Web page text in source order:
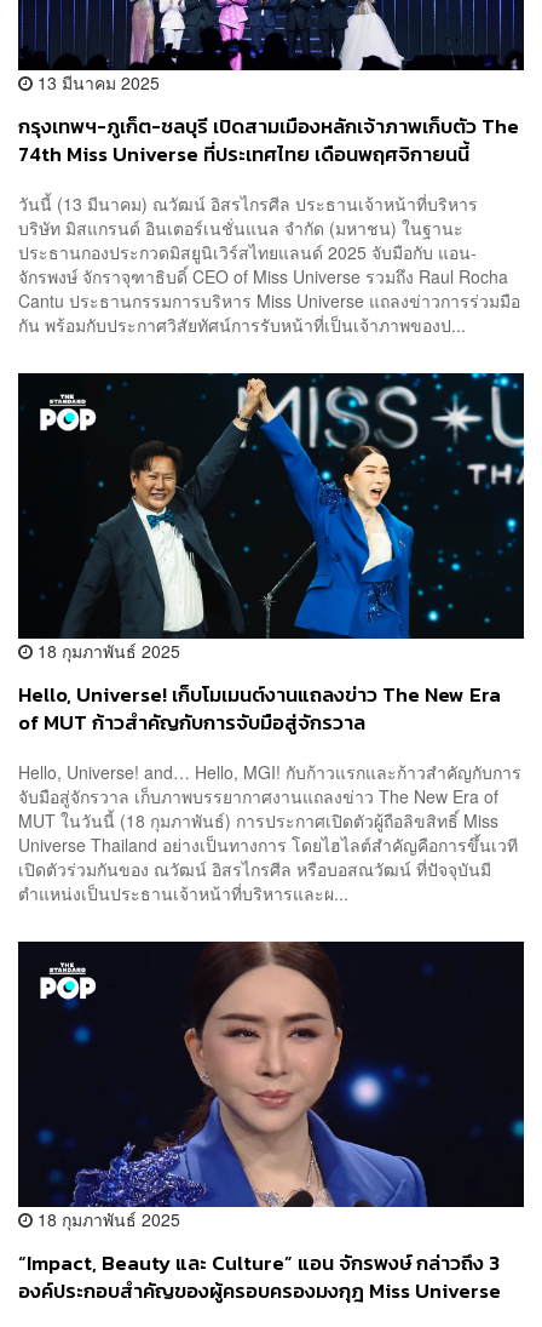
13 มีนาคม 2025
กรุงเทพฯ-ภูเก็ต-ชลบุรี เปิดสามเมืองหลักเจ้าภาพเก็บตัว The
74th Miss Universe ที่ประเทศไทย เดือนพฤศจิกายนนี้
วันนี้ (13 มีนาคม) ณวัฒน์ อิสรไกรศีล ประธานเจ้าหน้าที่บริหาร
บริษัท มิสแกรนด์ อินเตอร์เนชั่นแนล จำกัด (มหาชน) ในฐานะ
ประธานกองประกวดมิสยูนิเวิร์สไทยแลนด์ 2025 จับมือกับ แอน-
จักรพงษ์ จักราจุฑาธิบดิ์ CEO of Miss Universe รวมถึง Raul Rocha
Cantu ประธานกรรมการบริหาร Miss Universe แถลงข่าวการร่วมมือ
กัน พร้อมกับประกาศวิสัยทัศน์การรับหน้าที่เป็นเจ้าภาพของป...
18 กุมภาพันธ์ 2025
Hello, Universe! เก็บโมเมนต์งานแถลงข่าว The New Era
of MUT ก้าวสำคัญกับการจับมือสู่จักรวาล
Hello, Universe! and… Hello, MGI! กับก้าวแรกและก้าวสำคัญกับการ
จับมือสู่จักรวาล เก็บภาพบรรยากาศงานแถลงข่าว The New Era of
MUT ในวันนี้ (18 กุมภาพันธ์) การประกาศเปิดตัวผู้ถือลิขสิทธิ์ Miss
Universe Thailand อย่างเป็นทางการ โดยไฮไลต์สำคัญคือการขึ้นเวที
เปิดตัวร่วมกันของ ณวัฒน์ อิสรไกรศีล หรือบอสณวัฒน์ ที่ปัจจุบันมี
ตำแหน่งเป็นประธานเจ้าหน้าที่บริหารและผ...
18 กุมภาพันธ์ 2025
“Impact, Beauty และ Culture” แอน จักรพงษ์ กล่าวถึง 3
องค์ประกอบสำคัญของผู้ครอบครองมงกุฎ Miss Universe